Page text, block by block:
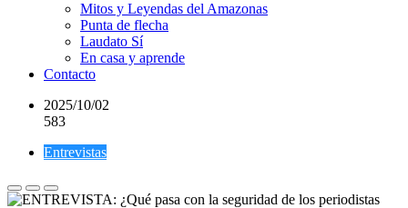
Mitos y Leyendas del Amazonas
Punta de flecha
Laudato Sí
En casa y aprende
Contacto
2025/10/02
583
Entrevistas